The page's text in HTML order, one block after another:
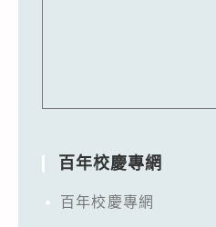
百年校慶專網
百年校慶專網